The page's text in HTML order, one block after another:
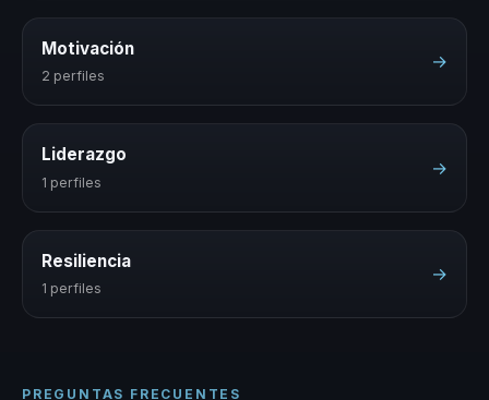
Motivación
2 perfiles
→
Liderazgo
1 perfiles
→
Resiliencia
1 perfiles
→
PREGUNTAS FRECUENTES